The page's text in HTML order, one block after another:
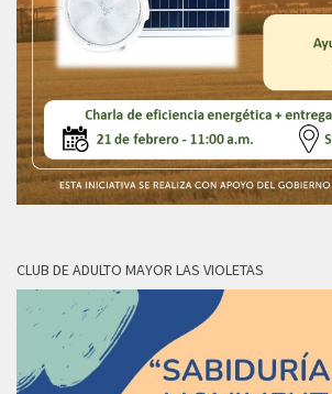
CLUB DE ADULTO MAYOR LAS VIOLETAS